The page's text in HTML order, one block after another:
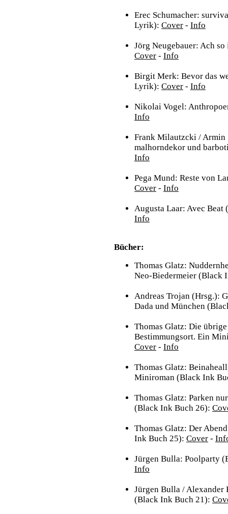
Erec Schumacher:
Lyrik): Cover - Info
Jörg Neugebauer: Ach
Cover - Info
Birgit Merk: Bevor das
Lyrik): Cover - Info
Nikolai Vogel:
Info
Frank Milautzcki / Armin
malhorndekor und
Info
Pega Mund: Reste von
Cover - Info
Augusta Laar: Avec
Info
Bücher:
Thomas Glatz:
Neo-Biedermeier (Black
Andreas Trojan (Hrsg.):
Dada und München
Thomas Glatz: Die
Bestimmungsort. Ein
Cover - Info
Thomas Glatz:
Miniroman (Black Ink
Thomas Glatz: Parken
(Black Ink Buch 26):
Thomas Glatz: Der
Ink Buch 25): Cover -
Jürgen Bulla: Poolparty
Info
Jürgen Bulla / Alexander
(Black Ink Buch 21):